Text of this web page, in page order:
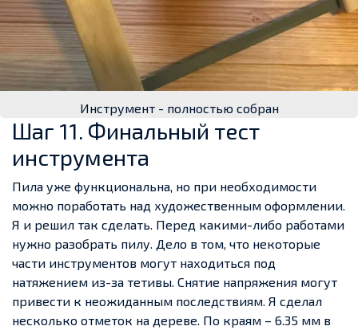
Инструмент - полностью собран
Шаг 11. Финальный тест
инструмента
Пила уже функциональна, но при необходимости
можно поработать над художественным оформлении.
Я и решил так сделать. Перед какими-либо работами
нужно разобрать пилу. Дело в том, что некоторые
части инструментов могут находиться под
натяжением из-за тетивы. Снятие напряжения могут
привести к неожиданным последствиям. Я сделал
несколько отметок на дереве. По краям – 6.35 мм в